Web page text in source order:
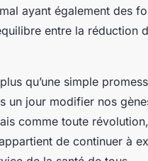
ayant également des
entre la réduction
qu’une simple
un jour modifier nos
comme toute
de continuer à